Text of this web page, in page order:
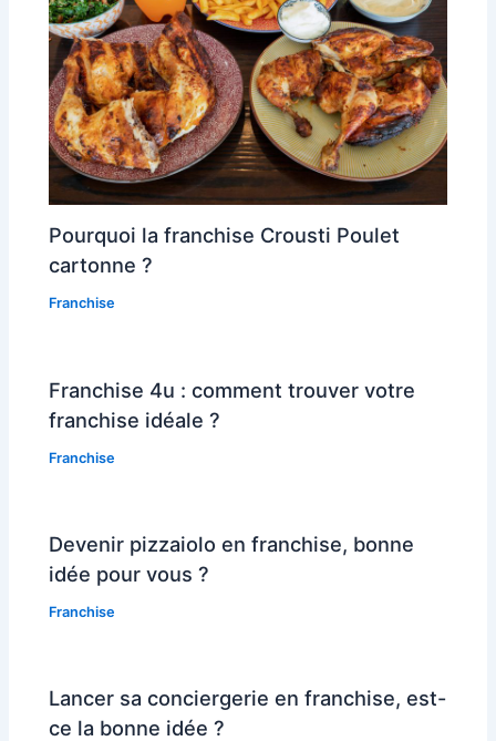
Pourquoi la franchise Crousti Poulet
cartonne ?
Franchise
Franchise 4u : comment trouver votre
franchise idéale ?
Franchise
Devenir pizzaiolo en franchise, bonne
idée pour vous ?
Franchise
Lancer sa conciergerie en franchise, est-
ce la bonne idée ?